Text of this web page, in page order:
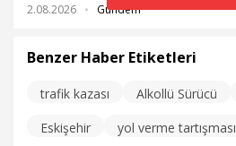
2.08.2026 Gündem
Benzer Haber Etiketleri
trafik kazası Alkollü Sürücü
Eskişehir
yol verme tartışması